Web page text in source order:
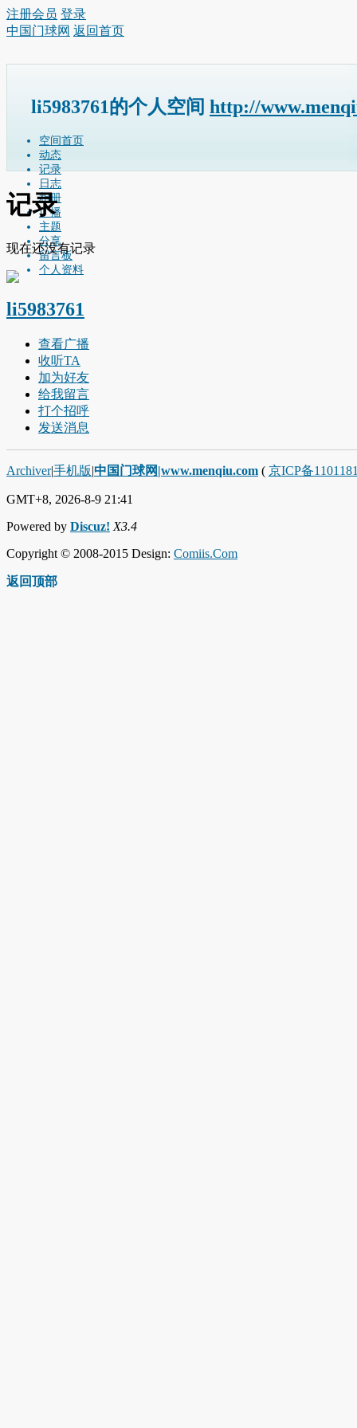
注册会员 登录
中国门球网 返回首页
li5983761的个人空间 http://
空间首页
动态
记录
日志
相册
广播
主题
分享
留言板
个人资料
记录
现在还没有记录
li5983761
查看广播
收听TA
加为好友
给我留言
打个招呼
发送消息
Archiver|手机版|中国门球网|www.menqiu.com ( 京ICP备
GMT+8, 2026-8-9 21:41
Powered by Discuz! X3.4
Copyright © 2008-2015 Design: Comiis.Com
返回顶部